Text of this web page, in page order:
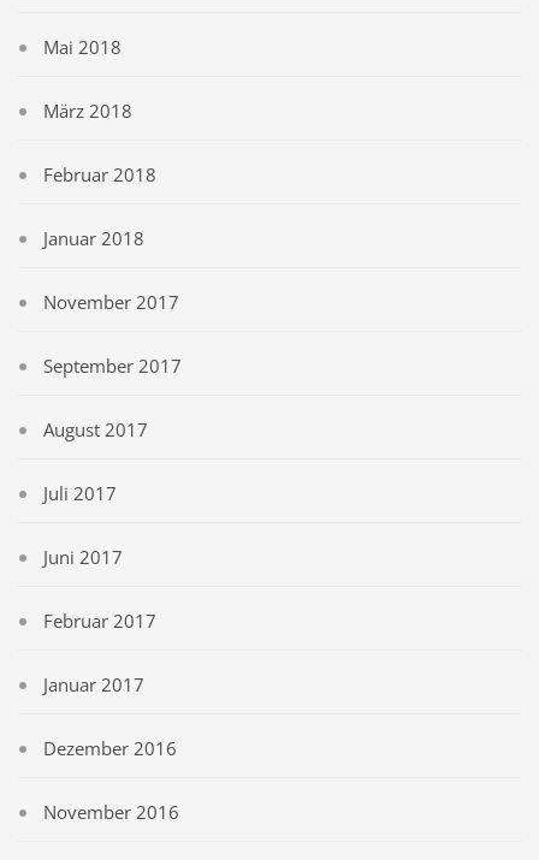
Mai 2018
März 2018
Februar 2018
Januar 2018
November 2017
September 2017
August 2017
Juli 2017
Juni 2017
Februar 2017
Januar 2017
Dezember 2016
November 2016